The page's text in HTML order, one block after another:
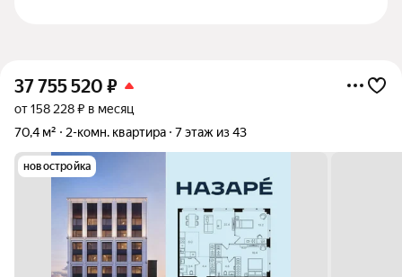
37 755 520 ₽
от 158 228 ₽ в месяц
70,4 м²
2-комн. квартира 7 этаж из 43
новостройка